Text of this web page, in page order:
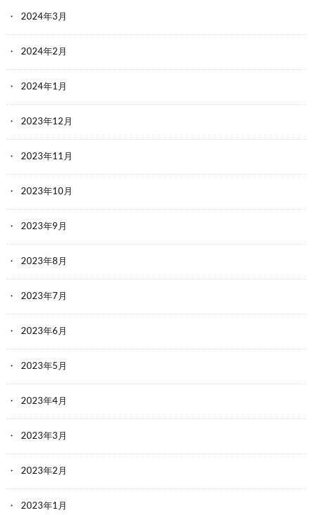
2024年3月
2024年2月
2024年1月
2023年12月
2023年11月
2023年10月
2023年9月
2023年8月
2023年7月
2023年6月
2023年5月
2023年4月
2023年3月
2023年2月
2023年1月